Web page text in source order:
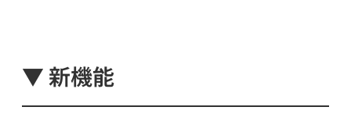
▼ 新機能